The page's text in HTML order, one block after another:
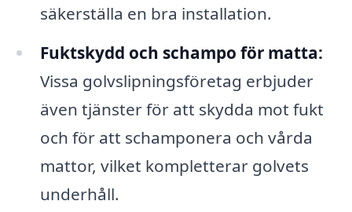
säkerställa en bra installation.
Fuktskydd och schampo för matta:
Vissa golvslipningsföretag erbjuder
även tjänster för att skydda mot fukt
och för att schamponera och vårda
mattor, vilket kompletterar golvets
underhåll.